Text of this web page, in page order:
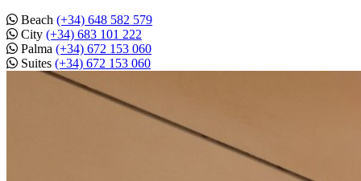
Beach (+34) 648 582 579
City (+34) 683 101 222
Palma (+34) 672 153 060
Suites (+34) 672 153 060